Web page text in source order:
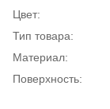
Цвет:
Тип товара:
Материал:
Поверхность: